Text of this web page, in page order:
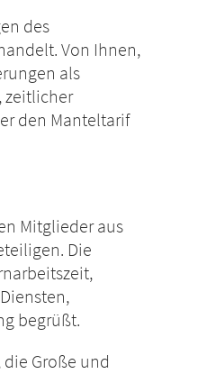
des
Von Ihnen,
als
zeitlicher
den Manteltarif
Mitglieder aus
Die
begrüßt.
Große und